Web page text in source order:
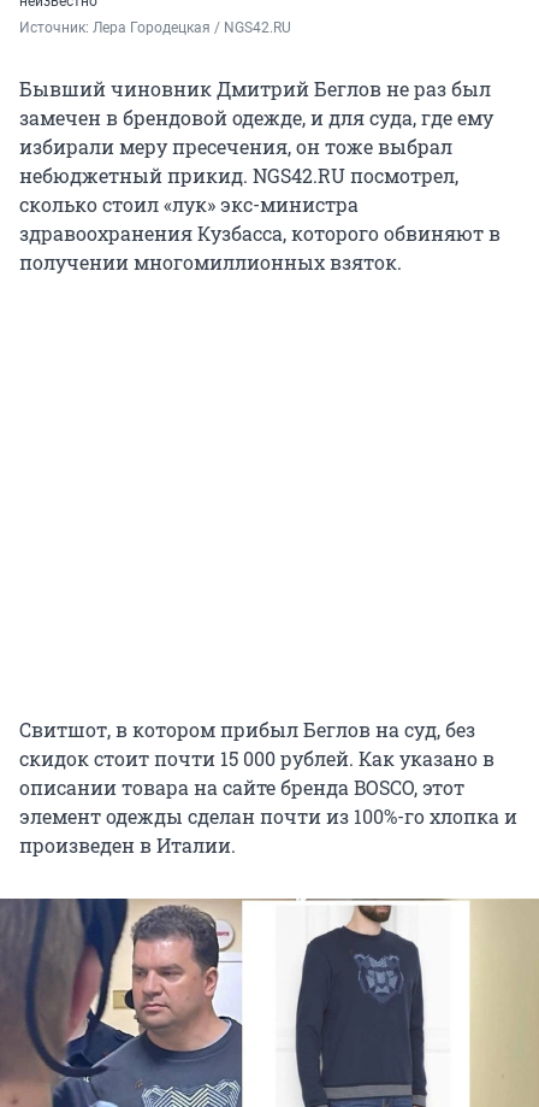
Источник: Лера Городецкая / NGS42.RU
Бывший чиновник Дмитрий Беглов не раз был
замечен в брендовой одежде, и для суда, где ему
избирали меру пресечения, он тоже выбрал
небюджетный прикид. NGS42.RU посмотрел,
сколько стоил «лук» экс-министра
здравоохранения Кузбасса, которого обвиняют в
получении многомиллионных взяток.
Свитшот, в котором прибыл Беглов на суд, без
скидок стоит почти 15 000рублей. Как указано в
описании товара на сайте бренда BOSCO, этот
элемент одежды сделан почти из 100%-го хлопка и
произведен в Италии.